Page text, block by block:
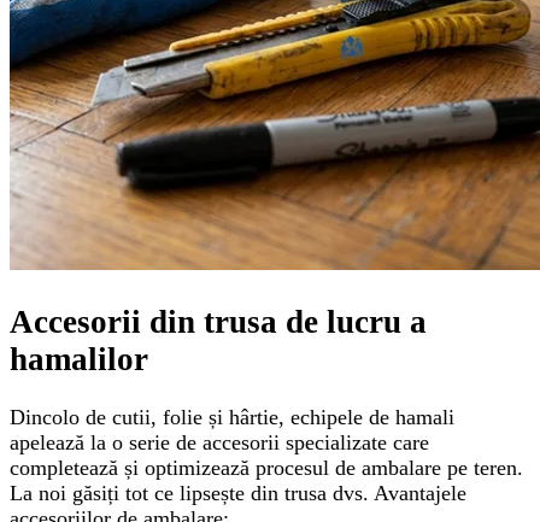
Accesorii din trusa de lucru a
hamalilor
Dincolo de cutii, folie și hârtie, echipele de hamali
apelează la o serie de accesorii specializate care
completează și optimizează procesul de ambalare pe teren.
La noi găsiți tot ce lipsește din trusa dvs. Avantajele